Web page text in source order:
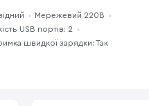
Мережевий 220В
USB портів: 2
швидкої зарядки: Так